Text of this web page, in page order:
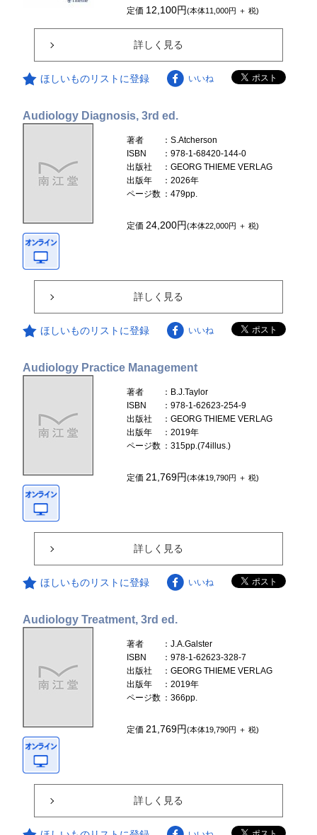
定価 12,100円(本体11,000円 ＋ 税)
詳しく見る
ほしいものリストに登録 いいね
Audiology Diagnosis, 3rd ed.
著者
：S.Atcherson
ISBN
：978-1-68420-144-0
出版社
：GEORG THIEME VERLAG
出版年
：2026年
ページ数 ：479pp.
定価 24,200円(本体22,000円 ＋ 税)
詳しく見る
ほしいものリストに登録 いいね
Audiology Practice Management
著者
：B.J.Taylor
ISBN
：978-1-62623-254-9
出版社
：GEORG THIEME VERLAG
出版年
：2019年
ページ数 ：315pp.(74illus.)
定価 21,769円(本体19,790円 ＋ 税)
詳しく見る
ほしいものリストに登録 いいね
Audiology Treatment, 3rd ed.
著者
：J.A.Galster
ISBN
：978-1-62623-328-7
出版社
：GEORG THIEME VERLAG
出版年
：2019年
ページ数 ：366pp.
定価 21,769円(本体19,790円 ＋ 税)
詳しく見る